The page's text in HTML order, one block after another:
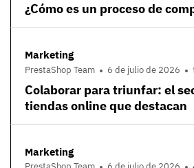
¿Cómo es un proceso de
Marketing
PrestaShop Team 6 de julio de 2026
Colaborar para triunfar: el
tiendas online que destacan
Marketing